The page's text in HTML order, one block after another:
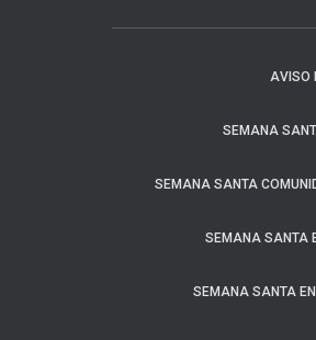
AVISO
SEMANA
SEMANA SANTA
SEMANA SANTA
SEMANA SANTA